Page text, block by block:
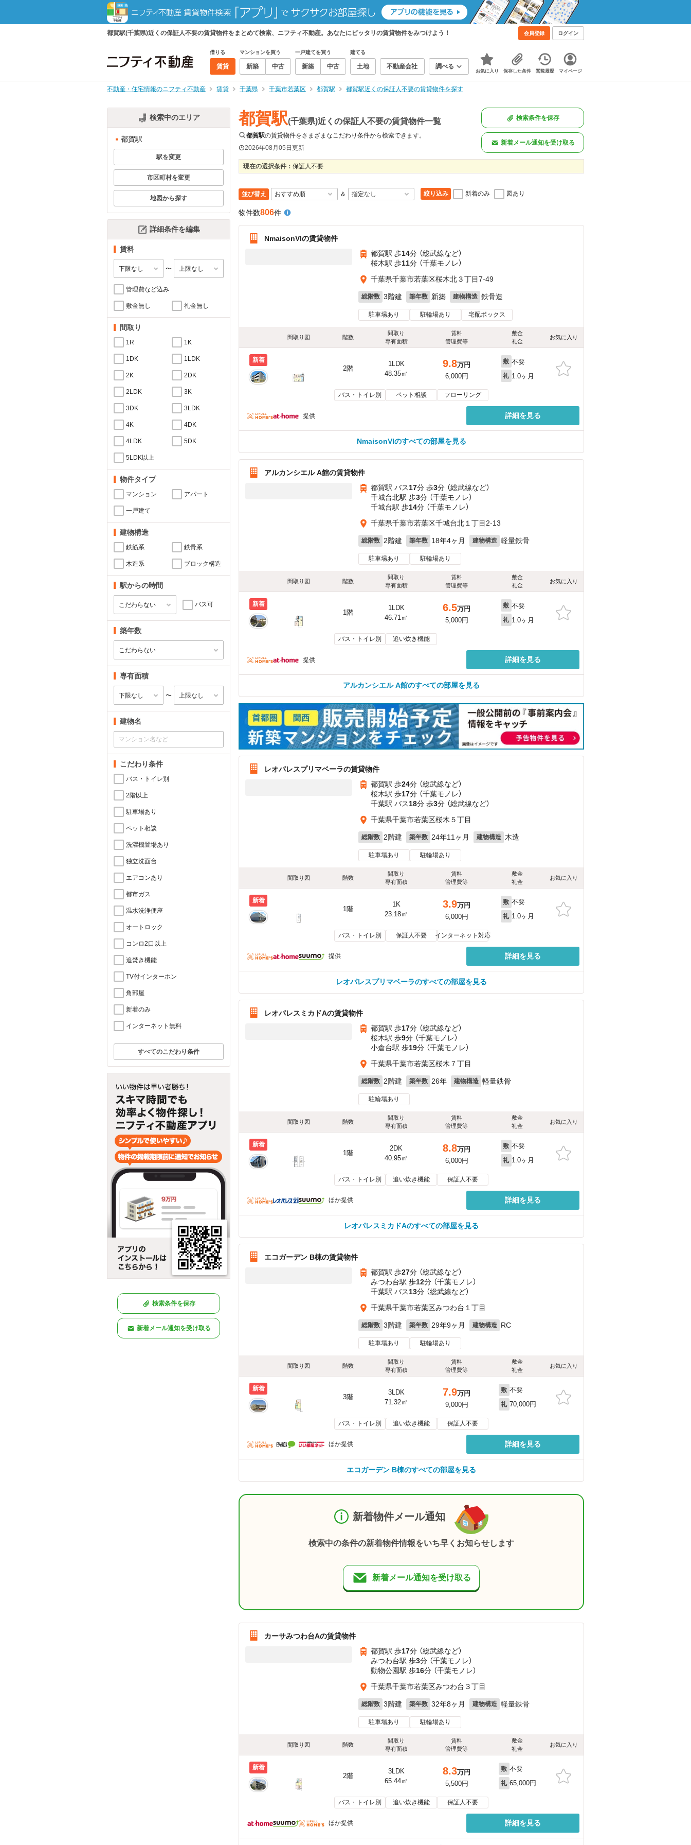
都賀駅(千葉県)近くの保証人不要の賃貸物件をまとめて検索、ニフティ不動産。あなたにピッタリの賃貸物件をみつけよう！ 会員登録 ログイン
借りる
賃貸
マンションを買う
新築 中古
一戸建てを買う
新築 中古
建てる
土地 不動産会社 調べる
お気に入り 保存した条件 閲覧履歴 マイページ
不動産・住宅情報のニフティ不動産 賃貸 千葉県 千葉市若葉区 都賀駅 都賀駅近くの保証人不要の賃貸物件を探す
検索中のエリア
都賀駅
駅を変更
市区町村を変更
地図から探す
詳細条件を編集
賃料
〜
管理費など込み
敷金無し 礼金無し
間取り
1R 1K
1DK 1LDK
2K 2DK
2LDK 3K
3DK 3LDK
4K 4DK
4LDK 5DK
5LDK以上
物件タイプ
マンション アパート
一戸建て
建物構造
鉄筋系 鉄骨系
木造系 ブロック構造
駅からの時間
バス可
築年数
専有面積
〜
建物名
こだわり条件
バス・トイレ別
2階以上
駐車場あり
ペット相談
洗濯機置場あり
独立洗面台
エアコンあり
都市ガス
温水洗浄便座
オートロック
コンロ2口以上
追焚き機能
TV付インターホン
角部屋
新着のみ
インターネット無料
すべてのこだわり条件
検索条件を保存
新着メール通知を受け取る
都賀駅(千葉県)近くの保証人不要の賃貸物件一覧
都賀駅の賃貸物件をさまざまなこだわり条件から検索できます。
2026年08月05日更新
検索条件を保存
新着メール通知を受け取る
現在の選択条件： 保証人不要
並び替え ＆ 絞り込み 新着のみ 図あり
物件数806件
NmaisonVIの賃貸物件
都賀駅 歩14分 （総武線など）
桜木駅 歩11分 （千葉モノレ）
千葉県千葉市若葉区桜木北３丁目7-49
総階数 3階建 築年数 新築 建物構造 鉄骨造
駐車場あり 駐輪場あり 宅配ボックス
間取り図 階数
間取り
専有面積
賃料
管理費等
敷金
礼金
お気に入り
新着
2階
1LDK
48.35㎡
9.8万円
6,000円
敷 不要
礼 1.0ヶ月
バス・トイレ別 ペット相談 フローリング
提供 詳細を見る
NmaisonVIのすべての部屋を見る
アルカンシエル A館の賃貸物件
都賀駅 バス17分 歩3分 （総武線など）
千城台北駅 歩3分 （千葉モノレ）
千城台駅 歩14分 （千葉モノレ）
千葉県千葉市若葉区千城台北１丁目2-13
総階数 2階建 築年数 18年4ヶ月 建物構造 軽量鉄骨
駐車場あり 駐輪場あり
間取り図 階数
間取り
専有面積
賃料
管理費等
敷金
礼金
お気に入り
新着
1階
1LDK
46.71㎡
6.5万円
5,000円
敷 不要
礼 1.0ヶ月
バス・トイレ別 追い炊き機能
提供 詳細を見る
アルカンシエル A館のすべての部屋を見る
レオパレスプリマベーラの賃貸物件
都賀駅 歩24分 （総武線など）
桜木駅 歩17分 （千葉モノレ）
千葉駅 バス18分 歩3分 （総武線など）
千葉県千葉市若葉区桜木５丁目
総階数 2階建 築年数 24年11ヶ月 建物構造 木造
駐車場あり 駐輪場あり
間取り図 階数
間取り
専有面積
賃料
管理費等
敷金
礼金
お気に入り
新着
1階
1K
23.18㎡
3.9万円
6,000円
敷 不要
礼 1.0ヶ月
バス・トイレ別 保証人不要 インターネット対応
提供 詳細を見る
レオパレスプリマベーラのすべての部屋を見る
レオパレスミカドAの賃貸物件
都賀駅 歩17分 （総武線など）
桜木駅 歩9分 （千葉モノレ）
小倉台駅 歩19分 （千葉モノレ）
千葉県千葉市若葉区桜木７丁目
総階数 2階建 築年数 26年 建物構造 軽量鉄骨
駐輪場あり
間取り図 階数
間取り
専有面積
賃料
管理費等
敷金
礼金
お気に入り
新着
1階
2DK
40.95㎡
8.8万円
6,000円
敷 不要
礼 1.0ヶ月
バス・トイレ別 追い炊き機能 保証人不要
ほか提供 詳細を見る
レオパレスミカドAのすべての部屋を見る
エコガーデン B棟の賃貸物件
都賀駅 歩27分 （総武線など）
みつわ台駅 歩12分 （千葉モノレ）
千葉駅 バス13分 （総武線など）
千葉県千葉市若葉区みつわ台１丁目
総階数 3階建 築年数 29年9ヶ月 建物構造 RC
駐車場あり 駐輪場あり
間取り図 階数
間取り
専有面積
賃料
管理費等
敷金
礼金
お気に入り
新着
3階
3LDK
71.32㎡
7.9万円
9,000円
敷 不要
礼 70,000円
バス・トイレ別 追い炊き機能 保証人不要
ほか提供 詳細を見る
エコガーデン B棟のすべての部屋を見る
新着物件メール通知
検索中の条件の新着物件情報をいち早くお知らせします
新着メール通知を受け取る
カーサみつわ台Aの賃貸物件
都賀駅 歩17分 （総武線など）
みつわ台駅 歩3分 （千葉モノレ）
動物公園駅 歩16分 （千葉モノレ）
千葉県千葉市若葉区みつわ台３丁目
総階数 3階建 築年数 32年8ヶ月 建物構造 軽量鉄骨
駐車場あり 駐輪場あり
間取り図 階数
間取り
専有面積
賃料
管理費等
敷金
礼金
お気に入り
新着
2階
3LDK
65.44㎡
8.3万円
5,500円
敷 不要
礼 65,000円
バス・トイレ別 追い炊き機能 保証人不要
ほか提供 詳細を見る